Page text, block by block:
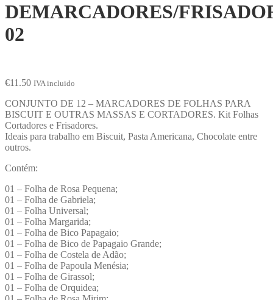
DEMARCADORES/
02
€11.50 IVA incluido
CONJUNTO DE 12 – MARCADORES DE FOLHAS PARA
BISCUIT E OUTRAS MASSAS E CORTADORES. Kit Folhas
Cortadores e Frisadores.
Ideais para trabalho em Biscuit, Pasta Americana, Chocolate entre
outros.
Contém:
01 – Folha de Rosa Pequena;
01 – Folha de Gabriela;
01 – Folha Universal;
01 – Folha Margarida;
01 – Folha de Bico Papagaio;
01 – Folha de Bico de Papagaio Grande;
01 – Folha de Costela de Adão;
01 – Folha de Papoula Menésia;
01 – Folha de Girassol;
01 – Folha de Orquidea;